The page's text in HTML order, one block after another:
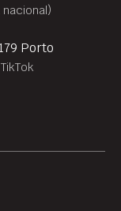
Porto
TikTok